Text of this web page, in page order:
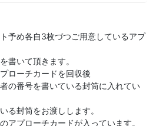
予め各自3枚づつご用意しているアプ
書いて頂きます。
ローチカードを回収後
の番号を書いている封筒に入れてい
る封筒をお渡しします。
アプローチカードが入っています。